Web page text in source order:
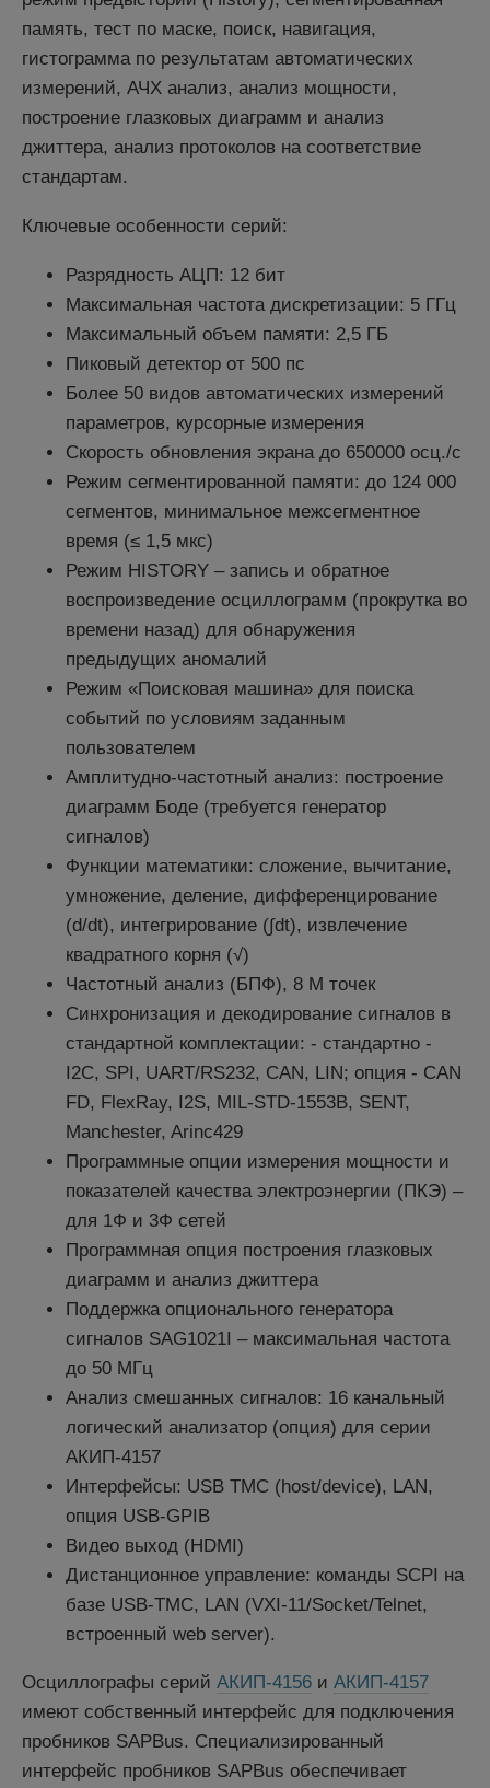
память, тест по маске, поиск, навигация,
гистограмма по результатам автоматических
измерений, АЧХ анализ, анализ мощности,
построение глазковых диаграмм и анализ
джиттера, анализ протоколов на соответствие
стандартам.
Ключевые особенности серий:
Разрядность АЦП: 12 бит
Максимальная частота дискретизации: 5 ГГц
Максимальный объем памяти: 2,5 ГБ
Пиковый детектор от 500 пс
Более 50 видов автоматических измерений
параметров, курсорные измерения
Скорость обновления экрана до 650000 осц./с
Режим сегментированной памяти: до 124 000
сегментов, минимальное межсегментное
время (≤ 1,5 мкс)
Режим HISTORY – запись и обратное
воспроизведение осциллограмм (прокрутка во
времени назад) для обнаружения
предыдущих аномалий
Режим «Поисковая машина» для поиска
событий по условиям заданным
пользователем
Амплитудно-частотный анализ: построение
диаграмм Боде (требуется генератор
сигналов)
Функции математики: сложение, вычитание,
умножение, деление, дифференцирование
(d/dt), интегрирование (∫dt), извлечение
квадратного корня (√)
Частотный анализ (БПФ), 8 М точек
Синхронизация и декодирование сигналов в
стандартной комплектации: - стандартно -
I2C, SPI, UART/RS232, CAN, LIN; опция - CAN
FD, FlexRay, I2S, MIL-STD-1553B, SENT,
Manchester, Arinc429
Программные опции измерения мощности и
показателей качества электроэнергии (ПКЭ) –
для 1Ф и 3Ф сетей
Программная опция построения глазковых
диаграмм и анализ джиттера
Поддержка опционального генератора
сигналов SAG1021I – максимальная частота
до 50 МГц
Анализ смешанных сигналов: 16 канальный
логический анализатор (опция) для серии
АКИП-4157
Интерфейсы: USB TMC (host/device), LAN,
опция USB-GPIB
Видео выход (HDMI)
Дистанционное управление: команды SCPI на
базе USB-TMC, LAN (VXI-11/Socket/Telnet,
встроенный web server).
Осциллографы серий АКИП-4156 и АКИП-4157
имеют собственный интерфейс для подключения
пробников SAPBus. Специализированный
интерфейс пробников SAPBus обеспечивает